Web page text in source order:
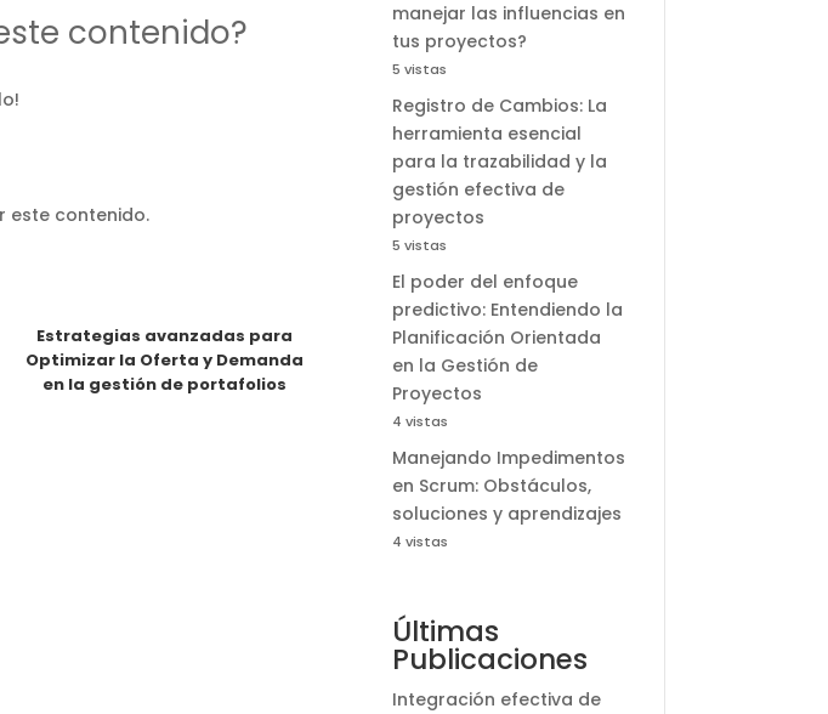
contenido?
este contenido.
Estrategias avanzadas para
Optimizar la Oferta y Demanda
en la gestión de portafolios
manejar las influencias en
tus proyectos?
5 vistas
Registro de Cambios: La
herramienta esencial
para la trazabilidad y la
gestión efectiva de
proyectos
5 vistas
El poder del enfoque
predictivo: Entendiendo la
Planificación Orientada
en la Gestión de
Proyectos
4 vistas
Manejando Impedimentos
en Scrum: Obstáculos,
soluciones y aprendizajes
4 vistas
Últimas
Publicaciones
Integración efectiva de